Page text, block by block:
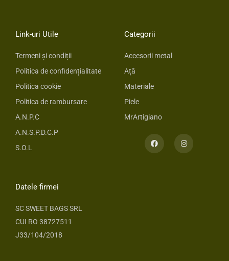
Link-uri Utile
Termeni și condiții
Politica de confidențialitate
Politica cookie
Politica de rambursare
A.N.P.C
A.N.S.P.D.C.P
S.O.L
Categorii
Accesorii metal
Ață
Materiale
Piele
MrArtigiano
F
a
n
s
Datele firmei
SC SWEET BAGS SRL
CUI RO 38727511
J33/104/2018